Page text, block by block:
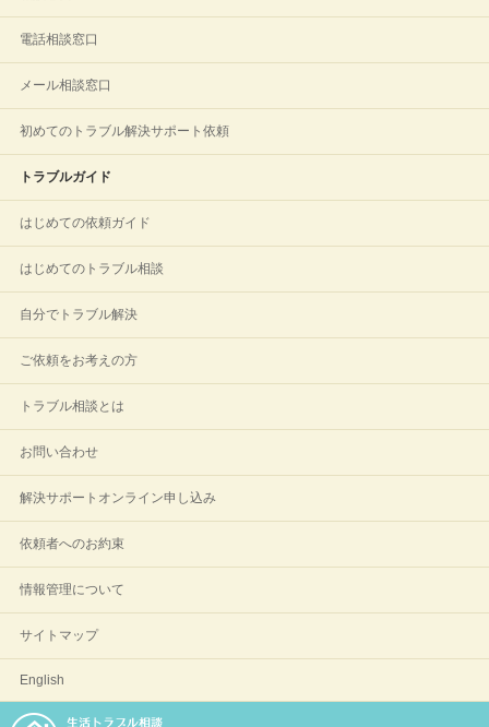
電話相談窓口
メール相談窓口
初めてのトラブル解決サポート依頼
トラブルガイド
はじめての依頼ガイド
はじめてのトラブル相談
自分でトラブル解決
ご依頼をお考えの方
トラブル相談とは
お問い合わせ
解決サポートオンライン申し込み
依頼者へのお約束
情報管理について
サイトマップ
English